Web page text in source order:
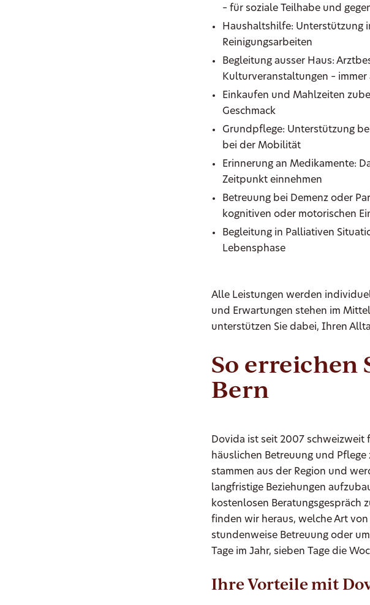
– für soziale Teilhabe und
Haushaltshilfe: Unterstützung
Reinigungsarbeiten
Begleitung ausser Haus:
Kulturveranstaltungen – immer
Einkaufen und Mahlzeiten
Geschmack
Grundpflege: Unterstützung
bei der Mobilität
Erinnerung an Medikamente:
Zeitpunkt einnehmen
Betreuung bei Demenz oder
kognitiven oder motorischen
Begleitung in Palliativen
Lebensphase
Alle Leistungen werden
und Erwartungen stehen im
unterstützen Sie dabei, Ihren
So erreichen
Bern
Dovida ist seit 2007 schweizweit
häuslichen Betreuung und
stammen aus der Region und
langfristige Beziehungen
kostenlosen Beratungsgespräch
finden wir heraus, welche Art
stundenweise Betreuung oder
Tage im Jahr, sieben Tage die
Ihre Vorteile mit